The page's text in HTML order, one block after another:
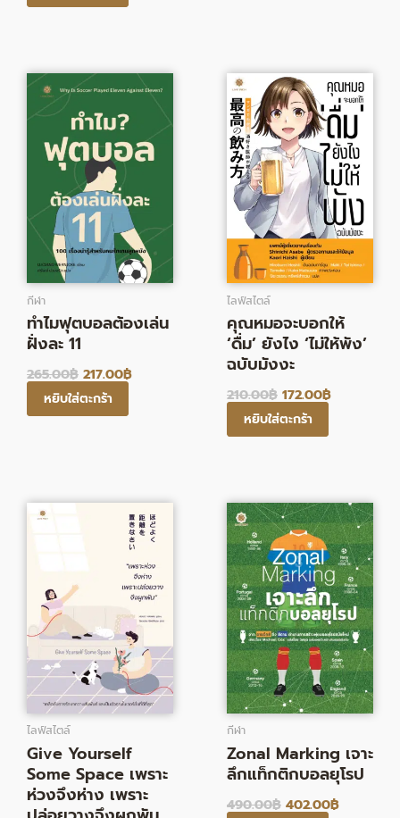
กีฬา
ทำไมฟุตบอลต้องเล่น
ฝั่งละ 11
265.00฿
price
was:
265.00฿.
217.00฿
price
is:
217.00฿.
หยิบใส่ตะกร้า
ไลฟ์สไตล์
คุณหมอจะบอกให้
‘ดื่ม’ ยังไง ‘ไม่ให้พัง’
ฉบับมังงะ
210.00฿
price
was:
210.00฿.
172.00฿
price
is:
172.00฿.
หยิบใส่ตะกร้า
ไลฟ์สไตล์
Give Yourself
Some Space เพราะ
ห่วงจึงห่าง เพราะ
price
210.00฿.
price
is:
172.00฿.
กีฬา
Zonal Marking เจาะ
ลึกแท็กติกบอลยุโรป
490.00฿
price
was:
490.00฿.
402.00฿
price
is:
402.00฿.